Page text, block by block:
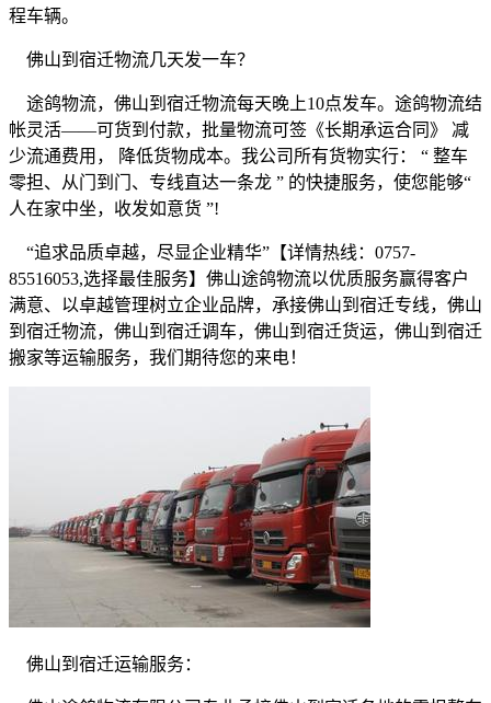
程车辆。
佛山到宿迁物流几天发一车？
途鸽物流，佛山到宿迁物流每天晚上10点发车。途鸽物流结
帐灵活——可货到付款，批量物流可签《长期承运合同》 减
少流通费用， 降低货物成本。我公司所有货物实行：
“ 整车
零担、从门到门、专线直达一条龙 ” 的快捷服务，使您能够“
人在家中坐，收发如意货 ”!
“追求品质卓越，尽显企业精华” 【详情热线： 0757-
85516053,选择最佳服务】佛山途鸽物流以优质服务赢得客户
满意、以卓越管理树立企业品牌，承接佛山到宿迁专线，佛山
到宿迁物流，佛山到宿迁调车，佛山到宿迁货运，佛山到宿迁
搬家等运输服务，我们期待您的来电！
佛山到宿迁运输服务：